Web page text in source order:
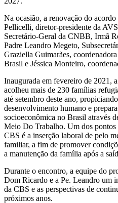
Na ocasião, a renovação do
Pellicelli, diretor-presidente da
Secretário-Geral da CNBB, Irmã
Padre Leandro Megeto,
Graziella Guimarães,
Brasil e Jéssica Monteiro,
Inaugurada em fevereiro de 2021,
acolheu mais de 230 famílias
até setembro deste ano,
desenvolvimento humano e
socioeconômica no Brasil através
Meio Do Trabalho. Um dos pontos
CBS é a inserção laboral de pelo
familiar, a fim de promover
a manutenção da família após a
Durante o encontro, a equipe do
Dom Ricardo e a Pe. Leandro um
da CBS e as perspectivas de
próximos anos.